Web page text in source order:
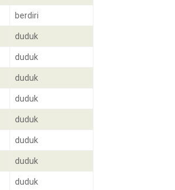
berdiri
duduk
duduk
duduk
duduk
duduk
duduk
duduk
duduk